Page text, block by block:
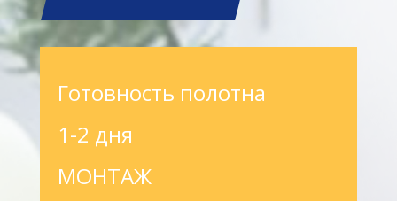
Готовность полотна
1-2 дня
МОНТАЖ